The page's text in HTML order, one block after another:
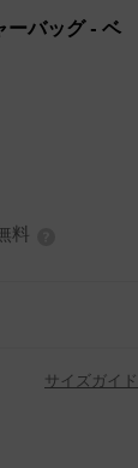
ーバッグ- ベ
料
サイズガイド